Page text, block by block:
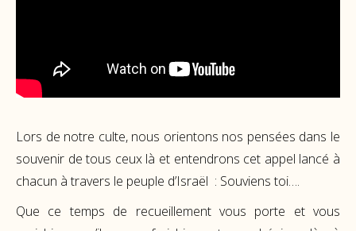
Lors de notre culte, nous orientons nos pensées dans le
souvenir de tous ceux là et entendrons cet appel lancé à
chacun à travers le peuple d’Israël : Souviens toi….
Que ce temps de recueillement vous porte et vous